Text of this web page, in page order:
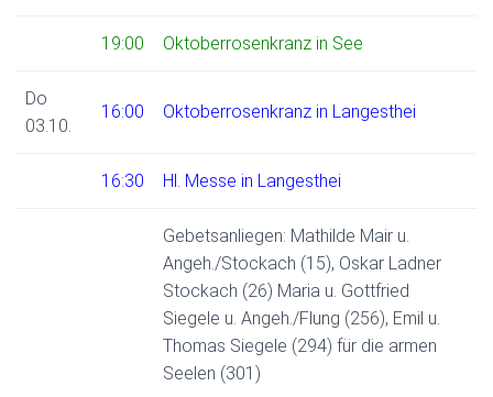
19:00 Oktoberrosenkranz in See
Do
03.10.
16:00 Oktoberrosenkranz in Langesthei
16:30 Hl. Messe in Langesthei
Gebetsanliegen: Mathilde Mair u.
Angeh./Stockach (15), Oskar Ladner
Stockach (26) Maria u. Gottfried
Siegele u. Angeh./Flung (256), Emil u.
Thomas Siegele (294) für die armen
Seelen (301)